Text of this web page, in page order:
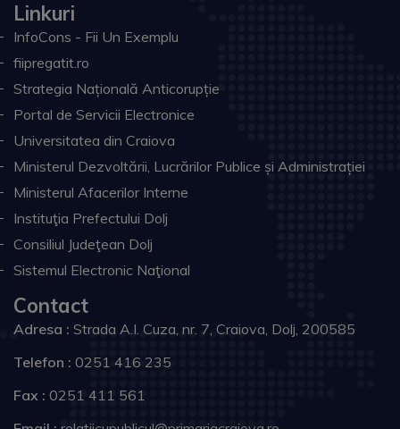
Linkuri
InfoCons - Fii Un Exemplu
fiipregatit.ro
Strategia Națională Anticorupție
Portal de Servicii Electronice
Universitatea din Craiova
Ministerul Dezvoltării, Lucrărilor Publice și Administrației
Ministerul Afacerilor Interne
Instituţia Prefectului Dolj
Consiliul Judeţean Dolj
Sistemul Electronic Naţional
Contact
Adresa : Strada A.I. Cuza, nr. 7, Craiova, Dolj, 200585
Telefon : 0251 416 235
Fax : 0251 411 561